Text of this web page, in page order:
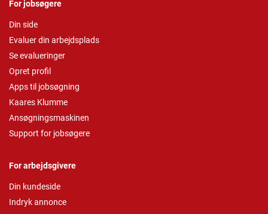
For jobsøgere
Din side
Evaluer din arbejdsplads
Se evalueringer
Opret profil
Apps til jobsøgning
Kaares Klumme
Ansøgningsmaskinen
Support for jobsøgere
For arbejdsgivere
Din kundeside
Indryk annonce